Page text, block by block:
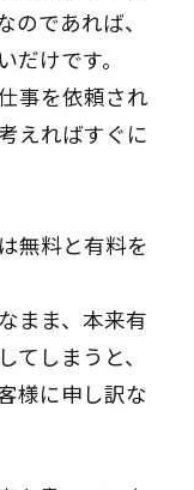
のであれば、
だけです。
事を依頼され
えればすぐに
無料と有料を
まま、本来有
てしまうと、
様に申し訳な